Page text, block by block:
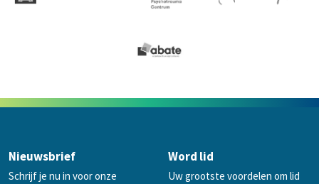
Nieuwsbrief
Schrijf je nu in voor onze
Word lid
Uw grootste voordelen om lid